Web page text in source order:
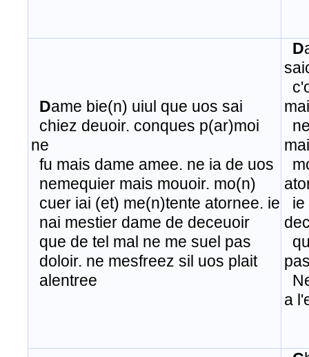
Dame bie(n) uiul que uos sai
chiez deuoir. conques p(ar)moi
ne
fu mais dame amee. ne ia de uos
nemequier mais mouoir. mo(n)
cuer iai (et) me(n)tente atornee. ie
nai mestier dame de deceuoir
​ que de tel mal ne me suel pas
doloir. ne mesfreez sil uos plait
alentree
D
ie
a